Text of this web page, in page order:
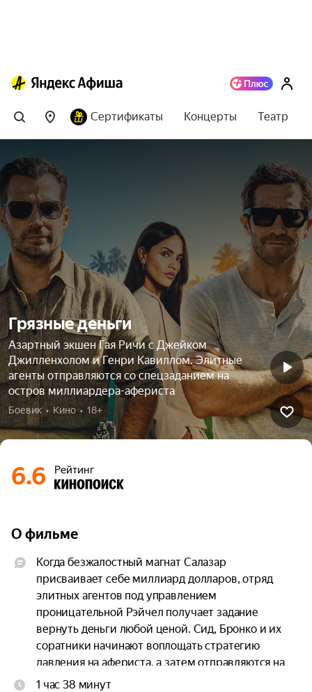
Сертификаты Концерты Театр
Грязные деньги
Азартный экшен Гая Ричи с Джейком
Джилленхолом и Генри Кавиллом. Элитные
агенты отправляются со спецзаданием на
остров миллиардера-афериста
Боевик  •  Кино  •  18+
6.6 Рейтинг
О фильме
Когда безжалостный магнат Салазар
присваивает себе миллиард долларов, отряд
элитных агентов под управлением
проницательной Рэйчел получает задание
вернуть деньги любой ценой. Сид, Бронко и их
соратники начинают воплощать стратегию
давления на афериста, а затем отправляются на
остров Салазара, где проявляют все свои навыки
1 час 38 минут